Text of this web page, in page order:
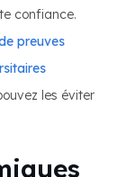
confiance.
preuves
les éviter